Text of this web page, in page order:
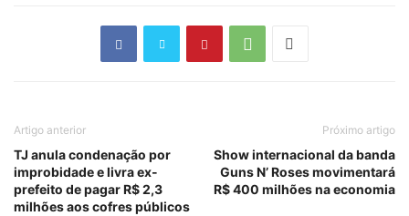
Artigo anterior
TJ anula condenação por
improbidade e livra ex-
prefeito de pagar R$ 2,3
milhões aos cofres públicos
Próximo artigo
Show internacional da banda
Guns N’ Roses movimentará
R$ 400 milhões na economia